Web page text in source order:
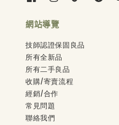
網站導覽
技師認證保固良品
所有全新品
所有二手良品
收購/寄賣流程
經銷/合作
常見問題
聯絡我們